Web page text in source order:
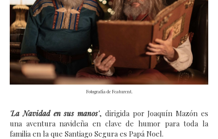
Fotografía de Featurent.
'La Navidad en sus manos', dirigida por Joaquín Mazón es
una aventura navideña en clave de humor para toda la
familia en la que Santiago Segura es Papá Noel.